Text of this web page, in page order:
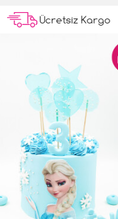
sürpriz oldu.
görüştüğüm kişi
Ücretsiz Kargo